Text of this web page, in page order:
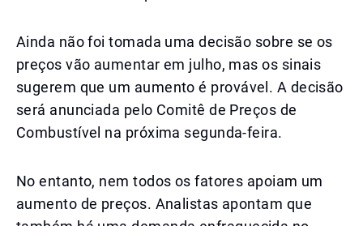
Ainda não foi tomada uma decisão sobre se os
preços vão aumentar em julho, mas os sinais
sugerem que um aumento é provável. A decisão
será anunciada pelo Comitê de Preços de
Combustível na próxima segunda-feira.
No entanto, nem todos os fatores apoiam um
aumento de preços. Analistas apontam que